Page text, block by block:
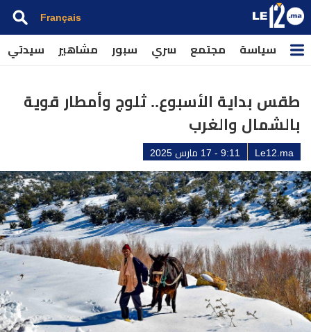
Français
سياسة مجتمع سري سبور مشاهير سيدتي
طقس بداية الأسبوع.. ثلوج وأمطار قوية
بالشمال والغرب
Le12.ma 9:11 - 17 مارس 2025